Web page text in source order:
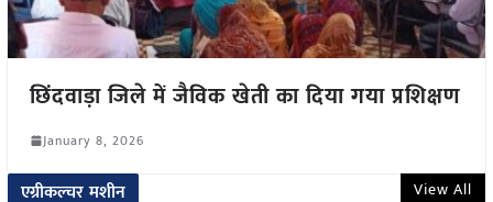
छिंदवाड़ा जिले में जैविक खेती का दिया गया प्रशिक्षण
January 8, 2026
एग्रीकल्चर मशीन View All